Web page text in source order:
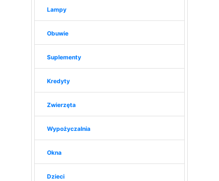
Lampy
Obuwie
Suplementy
Kredyty
Zwierzęta
Wypożyczalnia
Okna
Dzieci